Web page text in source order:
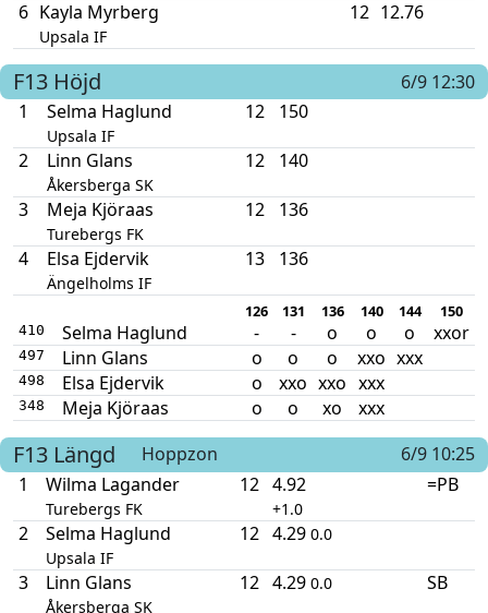
6 Kayla Myrberg
Upsala IF
12 12.76
F13 Höjd
6/9 12:30
1
Selma Haglund
Upsala IF
12 150
2 Linn Glans
Åkersberga SK
12 140
3 Meja Kjöraas
Turebergs FK
12 136
4 Elsa Ejdervik
Ängelholms IF
13 136
126 131 136 140 144 150
410 Selma Haglund - - o o o xxor
497 Linn Glans o o o xxo xxx
498 Elsa Ejdervik o xxo xxo xxx
348 Meja Kjöraas o o xo xxx
F13 Längd Hoppzon
6/9 10:25
1
Wilma Lagander
Turebergs FK
12 4.92
+1.0
=PB
2 Selma Haglund
Upsala IF
12 4.29 0.0
3 Linn Glans
Åkersberga SK
12 4.29 0.0 SB